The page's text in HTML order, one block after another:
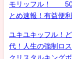
モリッフル！ 50
とめ速報！有益便
ユキユキッフル！
代！人生の強制ロ
クリスタルキング